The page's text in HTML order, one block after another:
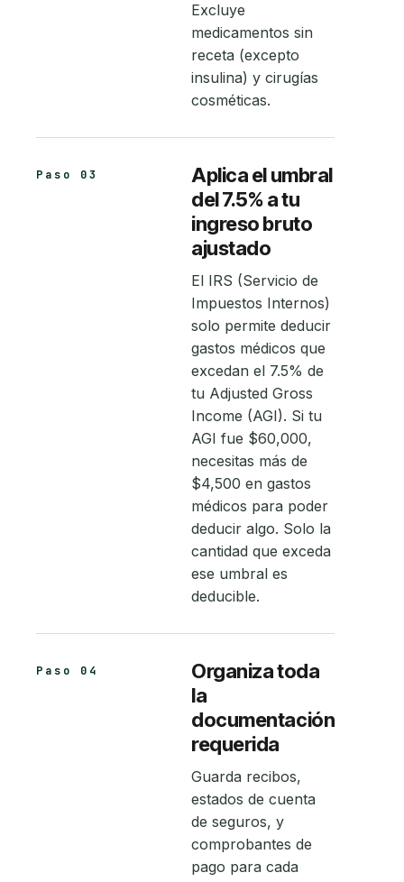
Excluye
medicamentos sin
receta (excepto
insulina) y cirugías
cosméticas.
Paso 03
Aplica el umbral
del 7.5% a tu
ingreso bruto
ajustado
El IRS (Servicio de
Impuestos Internos)
solo permite deducir
gastos médicos que
excedan el 7.5% de
tu Adjusted Gross
Income (AGI). Si tu
AGI fue $60,000,
necesitas más de
$4,500 en gastos
médicos para poder
deducir algo. Solo la
cantidad que exceda
ese umbral es
deducible.
Paso 04
Organiza toda
la
documentación
requerida
Guarda recibos,
estados de cuenta
de seguros, y
comprobantes de
pago para cada